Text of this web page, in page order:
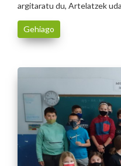
argitaratu du, Artelatzek
Gehiago